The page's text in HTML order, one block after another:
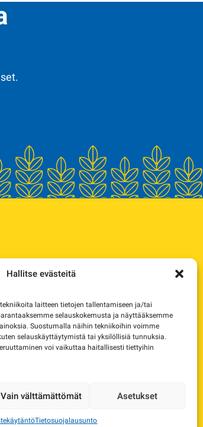
Hallitse evästeitä
laitteen tietojen tallentamiseen ja/tai
selauskokemusta ja näyttääksemme
Suostumalla näihin tekniikoihin voimme
selauskäyttäytymistä tai yksilöllisiä tunnuksia.
voi vaikuttaa haitallisesti tiettyihin
Vain välttämättömät Asetukset
Tietosuojalausunto